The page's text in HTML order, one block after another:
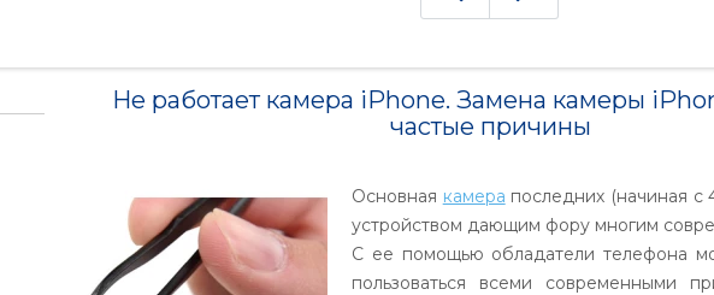
Не работает камера iPhone. Замена камеры
частые причины
Основная камера последних (начиная с
устройством дающим фору многим
С ее помощью обладатели телефона
пользоваться всеми современными